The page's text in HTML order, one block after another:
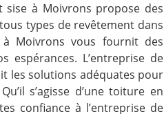
sise à Moivrons propose des
types de revêtement dans
à Moivrons vous fournit des
L’entreprise de
les solutions adéquates pour
s’agisse d’une toiture en
confiance à l’entreprise de